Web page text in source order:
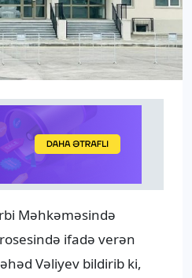
Məhkəməsində
ifadə verən
Vəliyev bildirib ki,